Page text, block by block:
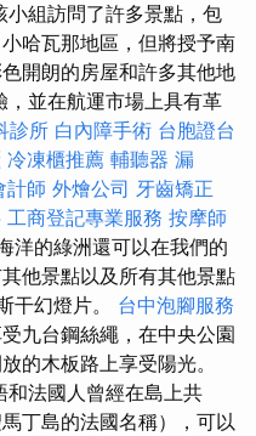
組訪問了許多景點，包
哈瓦那地區，但將授予南
開朗的房屋和許多其他地
並在航運市場上具有革
診所 白內障手術 台胞證台
冷凍櫃推薦 輔聽器 漏
計師 外燴公司 牙齒矯正
工商登記專業服務 按摩師
洋的綠洲還可以在我們的
他景點以及所有其他景點
干幻燈片。 台中泡腳服務
九台鋼絲繩，在中央公園
的木板路上享受陽光。
和法國人曾經在島上共
丁島的法國名稱），可以